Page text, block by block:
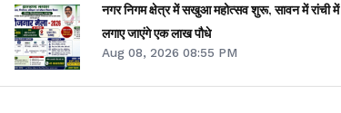
नगर निगम क्षेत्र में सखुआ महोत्सव शुरू, सावन में रांची में
लगाए जाएंगे एक लाख पौधे
Aug 08, 2026 08:55 PM